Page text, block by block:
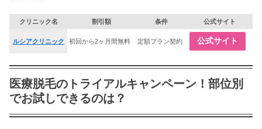
クリニック名 割引額 条件 公式サイト
ルシアクリニック 初回から2ヶ月間無料 定額プラン契約 公式サイト
医療脱毛のトライアルキャンペーン！部位別
でお試しできるのは？